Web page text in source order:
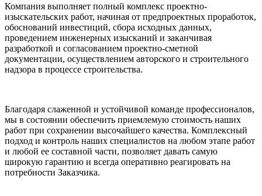
Компания выполняет полный комплекс проектно-
изыскательских работ, начиная от предпроектных проработок,
обоснований инвестиций, сбора исходных данных,
проведением инженерных изысканий и заканчивая
разработкой и согласованием проектно-сметной
документации, осуществлением авторского и строительного
надзора в процессе строительства.
Благодаря слаженной и устойчивой команде профессионалов,
мы в состоянии обеспечить приемлемую стоимость наших
работ при сохранении высочайшего качества. Комплексный
подход и контроль наших специалистов на любом этапе работ
и любой ее составной части, позволяет давать самую
широкую гарантию и всегда оперативно реагировать на
потребности Заказчика.